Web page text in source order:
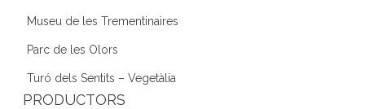
Museu de les Trementinaires
Parc de les Olors
Turó dels Sentits – Vegetàlia
PRODUCTORS